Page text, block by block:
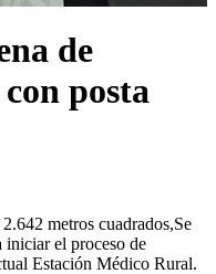
de
posta
metros cuadrados,Se
iniciar el proceso de
Estación Médico Rural.